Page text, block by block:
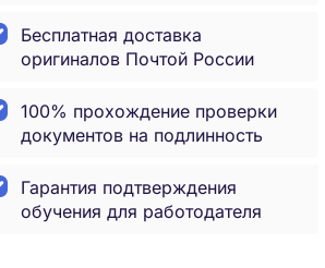
Бесплатная доставка
оригиналов Почтой России
100% прохождение проверки
документов на подлинность
Гарантия подтверждения
обучения для работодателя